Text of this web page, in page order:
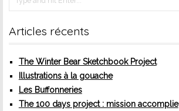
Articles récents
The Winter Bear Sketchbook Project
Illustrations à la gouache
Les Buffonneries
The 100 days project : mission accomplie